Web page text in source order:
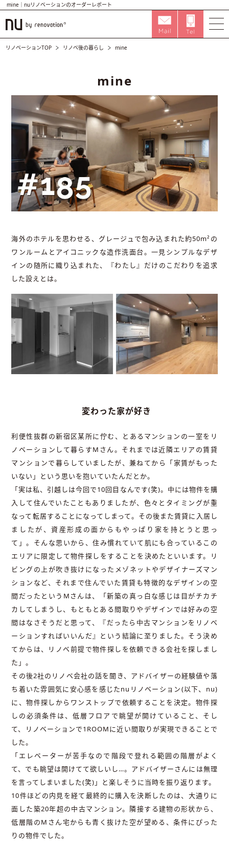
mine｜nuリノベーションのオーダーレポート
リノベーションTOP リノベ後の暮らし mine
mine
海外のホテルを思わせる、グレージュで包み込まれた約50m²の
ワンルームとアイコニックな造作洗面台。一見シンプルなデザ
インの随所に織り込まれた、『わたし』だけのこだわりを追求
した設えとは。
変わった家が好き
利便性抜群の新宿区某所に佇む、とあるマンションの一室をリ
ノベーションして暮らすMさん。それまでは近隣エリアの賃貸
マンションで暮らしていましたが、兼ねてから「家賃がもった
いない」という思いを抱いていたんだとか。
「実は私、引越しは今回で10回目なんです(笑)。中には物件を購
入して住んでいたこともありましたが、色々とタイミングが重
なって転居することになってしまって。その後また賃貸に入居し
ましたが、資産形成の面からもやっぱり家を持とうと思っ
て」。そんな思いから、住み慣れていて肌にも合っているこの
エリアに限定して物件探しをすることを決めたといいます。リ
ビングの上が吹き抜けになったメゾネットやデザイナーズマン
ションなど、それまで住んでいた賃貸も特徴的なデザインの空
間だったというMさんは、「新築の真っ白な感じは目がチカチ
カしてしまうし、もともとある間取りやデザインでは好みの空
間はなさそうだと思って、『だったら中古マンションをリノベ
ーションすればいいんだ』という結論に至りました。そう決め
てからは、リノベ前提で物件探しを依頼できる会社を探しまし
た」。
その後2社のリノベ会社の話を聞き、アドバイザーの経験値や落
ち着いた雰囲気に安心感を感じたnuリノベーション(以下、nu)
に、物件探しからワンストップで依頼することを決定。物件探
しの必須条件は、低層フロアで眺望が開けていること、そし
て、リノベーションで1ROOMに近い間取りが実現できることで
した。
「エレベーターが苦手なので階段で登れる範囲の階層がよく
て、でも眺望は開けてて欲しいし…。アドバイザーさんには無理
を言ってしまいました(笑)」と楽しそうに当時を振り返ります。
10件ほどの内見を経て最終的に購入を決断したのは、大通りに
面した築20年超の中古マンション。隣接する建物の形状から、
低層階のMさん宅からも青く抜けた空が望める、条件にぴった
りの物件でした。